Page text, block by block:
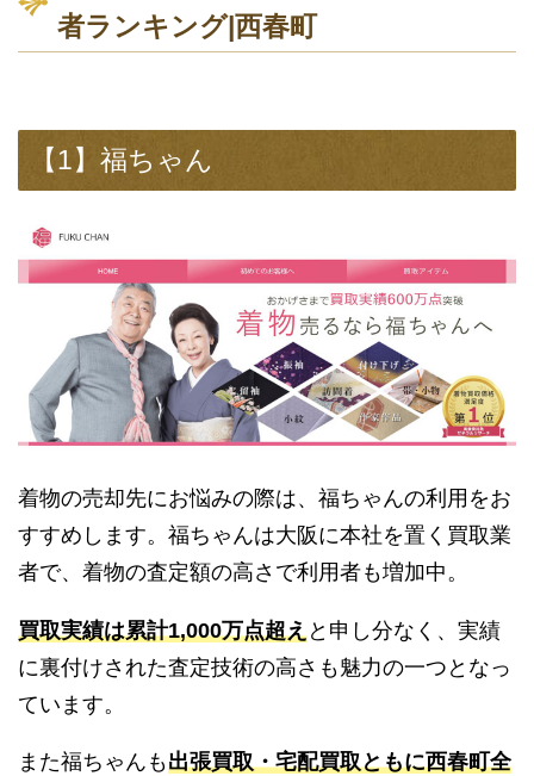
者ランキング|西春町
【1】福ちゃん
着物の売却先にお悩みの際は、福ちゃんの利用をお
すすめします。福ちゃんは大阪に本社を置く買取業
者で、着物の査定額の高さで利用者も増加中。
買取実績は累計1,000万点超えと申し分なく、実績
に裏付けされた査定技術の高さも魅力の一つとなっ
ています。
また福ちゃんも出張買取・宅配買取ともに西春町全